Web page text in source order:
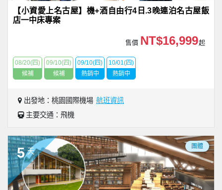
【小資愛上名古屋】機+酒自由行4日.3晚連泊名古屋飯
店一中床專案
售價 NT$16,999起
08/20(四)
候補
09/10(四)
候補
09/10(四)
熱銷中
10/01(四)
熱銷中
出發地：桃園國際機場 航班資訊
主要交通：飛機
5 天
團體